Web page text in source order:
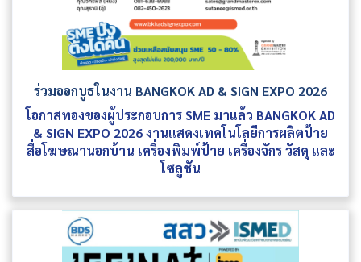
ร่วมออกบูธในงาน BANGKOK AD & SIGN EXPO 2026
โอกาสทองของผู้ประกอบการ SME มาแล้ว BANGKOK AD
& SIGN EXPO 2026 งานแสดงเทคโนโลยีการผลิตป้าย
สื่อโฆษณานอกบ้าน เครื่องพิมพ์ป้าย เครื่องจักร วัสดุ และ
โซลูชัน